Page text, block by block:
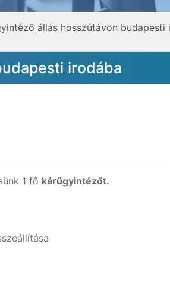
állás hosszútávon budapesti
irodába
1 fő kárügyintézőt.